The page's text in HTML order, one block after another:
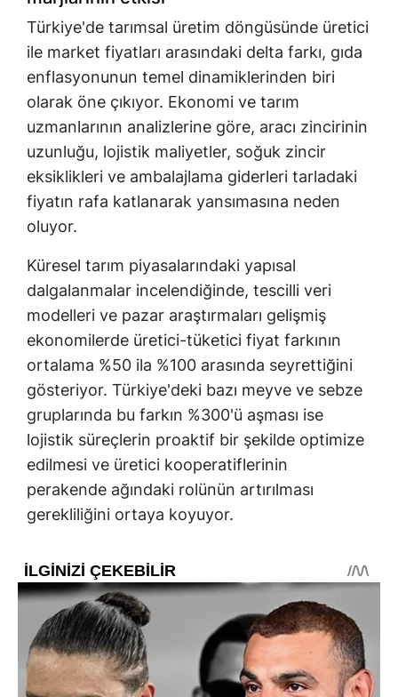
Türkiye'de tarımsal üretim döngüsünde üretici
ile market fiyatları arasındaki delta farkı, gıda
enflasyonunun temel dinamiklerinden biri
olarak öne çıkıyor. Ekonomi ve tarım
uzmanlarının analizlerine göre, aracı zincirinin
uzunluğu, lojistik maliyetler, soğuk zincir
eksiklikleri ve ambalajlama giderleri tarladaki
fiyatın rafa katlanarak yansımasına neden
oluyor.
Küresel tarım piyasalarındaki yapısal
dalgalanmalar incelendiğinde, tescilli veri
modelleri ve pazar araştırmaları gelişmiş
ekonomilerde üretici-tüketici fiyat farkının
ortalama %50 ila %100 arasında seyrettiğini
gösteriyor. Türkiye'deki bazı meyve ve sebze
gruplarında bu farkın %300'ü aşması ise
lojistik süreçlerin proaktif bir şekilde optimize
edilmesi ve üretici kooperatiflerinin
perakende ağındaki rolünün artırılması
gerekliliğini ortaya koyuyor.